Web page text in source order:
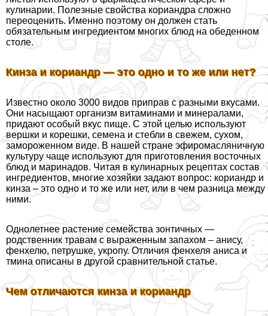
кулинарии. Полезные свойства кориандра сложно
переоценить. Именно поэтому он должен стать
обязательным ингредиентом многих блюд на обеденном
столе.
Кинза и кориандр — это одно и то же или нет?
Известно около 3000 видов приправ с разными вкусами.
Они насыщают организм витаминами и минералами,
придают особый вкус пище. С этой целью используют
вершки и корешки, семена и стeбли в свежем, сухом,
замороженном виде. В нашей стране эфиромасляничную
культуру чаще используют для приготовления восточных
блюд и маринадов. Читая в кулинарных рецептах состав
ингредиентов, многие хозяйки задают вопрос: кориандр и
кинза – это одно и то же или нет, или в чем разница между
ними.
Однолетнее растение семейства зонтичных —
родственник травам с выраженным запахом – анису,
фенхелю, петрушке, укропу. Отличия фенхеля аниса и
тмина описаны в другой сравнительной статье.
Чем отличаются кинза и кориандр